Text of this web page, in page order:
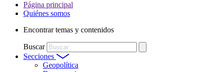
Página principal
Quiénes somos
Encontrar temas y contenidos
Buscar
Secciones
Geopolítica